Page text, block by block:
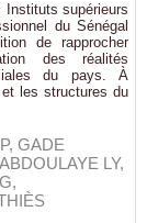
supérieurs
du Sénégal
de rapprocher
des réalités
du pays. À
et les structures du
, GADE
LY,
,